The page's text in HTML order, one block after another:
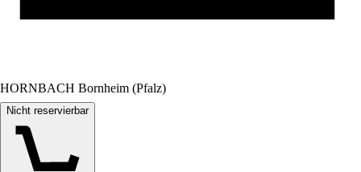
HORNBACH Bornheim (Pfalz)
Nicht reservierbar